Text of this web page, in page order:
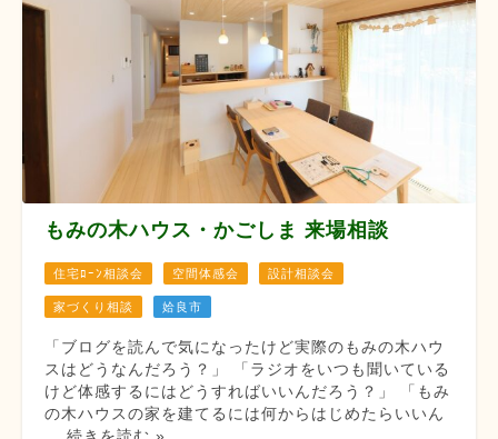
もみの木ハウス・かごしま 来場相談
住宅ﾛｰﾝ相談会 空間体感会 設計相談会
家づくり相談 姶良市
「ブログを読んで気になったけど実際のもみの木ハウ
スはどうなんだろう？」 「ラジオをいつも聞いている
けど体感するにはどうすればいいんだろう？」 「もみ
の木ハウスの家を建てるには何からはじめたらいいん